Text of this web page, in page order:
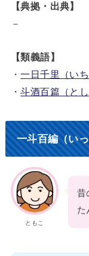
【典拠・出典】
－
【類義語】
・一日千里（い
・斗酒百篇（と
一斗百編（い
ともこ
昔
た